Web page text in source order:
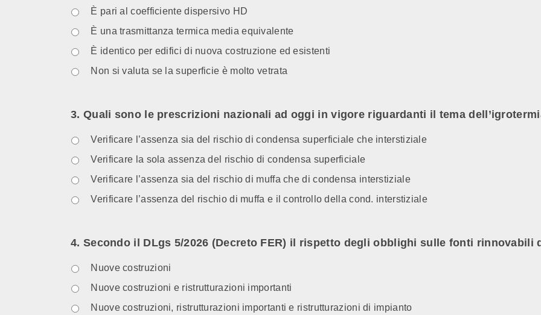
È pari al coefficiente dispersivo HD
È una trasmittanza termica media equivalente
È identico per edifici di nuova costruzione ed esistenti
Non si valuta se la superficie è molto vetrata
3. Quali sono le prescrizioni nazionali ad oggi in vigore riguardanti il tema
Verificare l’assenza sia del rischio di condensa superficiale che interstiziale
Verificare la sola assenza del rischio di condensa superficiale
Verificare l’assenza sia del rischio di muffa che di condensa interstiziale
Verificare l’assenza del rischio di muffa e il controllo della cond. interstiziale
4. Secondo il DLgs 5/2026 (Decreto FER) il rispetto degli obblighi sulle fonti rinnovabili
Nuove costruzioni
Nuove costruzioni e ristrutturazioni importanti
Nuove costruzioni, ristrutturazioni importanti e ristrutturazioni di impianto